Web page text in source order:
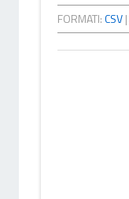
FORMATI:CSV|